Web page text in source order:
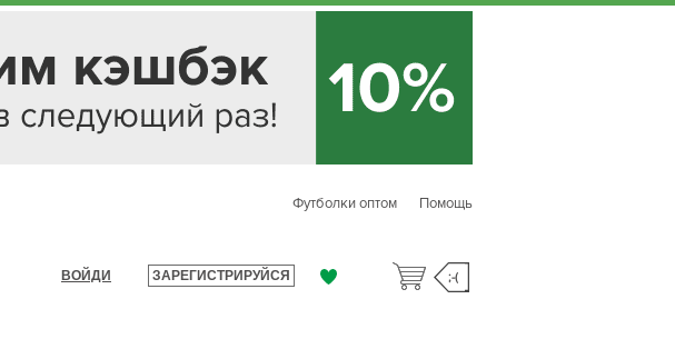
Помощь
Футболки оптом
ВОЙДИ ЗАРЕГИСТРИРУЙСЯ ;-(